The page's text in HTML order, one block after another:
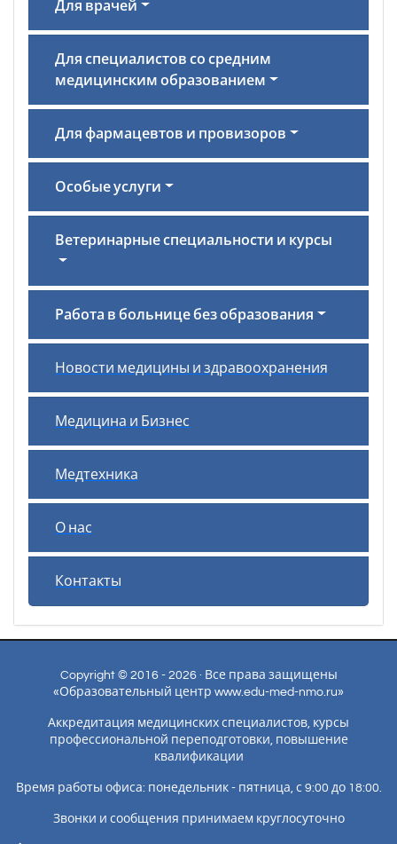
Для врачей
Для специалистов со средним
медицинским образованием
Для фармацевтов и провизоров
Особые услуги
Ветеринарные специальности и курсы
Работа в больнице без образования
Новости медицины и здравоохранения
Медицина и Бизнес
Медтехника
О нас
Контакты
Copyright © 2016 - 2026 · Все права защищены
«Образовательный центр www.edu-med-nmo.ru»
Аккредитация медицинских специалистов, курсы
профессиональной переподготовки, повышение
квалификации
Время работы офиса: понедельник - пятница, с 9:00 до 18:00.
Звонки и сообщения принимаем круглосуточно